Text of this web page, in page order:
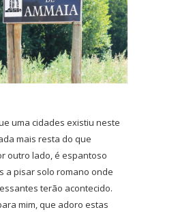
uma cidades existiu neste
mais resta do que
outro lado, é espantoso
a pisar solo romano onde
terão acontecido.
mim, que adoro estas